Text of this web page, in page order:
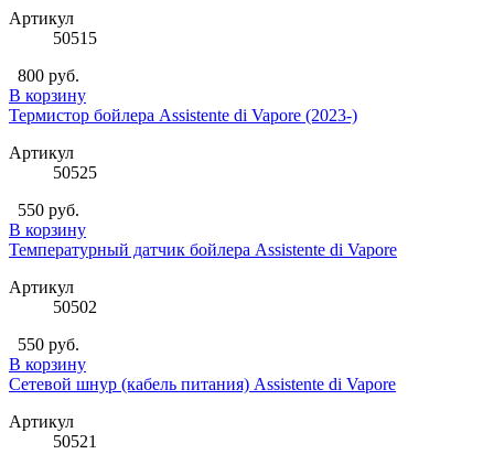
Артикул
50515
800 руб.
В корзину
Термистор бойлера Assistente di Vapore (2023-)
Артикул
50525
550 руб.
В корзину
Температурный датчик бойлера Assistente di Vapore
Артикул
50502
550 руб.
В корзину
Сетевой шнур (кабель питания) Assistente di Vapore
Артикул
50521